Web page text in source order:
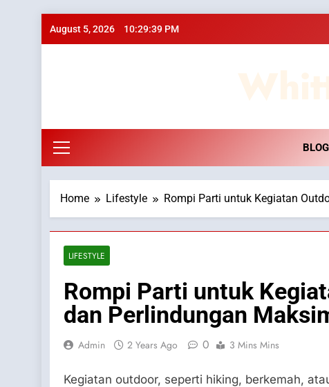
August 5, 2026 10:29:39 PM
BLOG
Home Lifestyle Rompi Parti untuk Kegiatan
LIFESTYLE
Rompi Parti untuk
dan Perlindungan
Admin 2 Years Ago 0 3 Mins Mins
Kegiatan outdoor, seperti hiking, berkemah,